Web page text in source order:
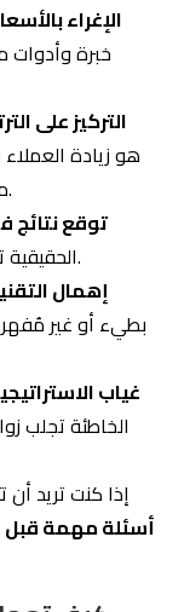
الإغراء
خبرة وأدوات
التركيز على
هو زيادة
ما. اربط مؤشرات السيو بمؤشرات الأعمال.
توقع نتائج
الحقيقية تبدأ من 3 إلى 6 أشهر وتتراكم مع الوقت.
إهمال
بطيء أو غير
غياب
الخاطئة تجلب
إذا كنت تريد أن
أسئلة مهمة قبل